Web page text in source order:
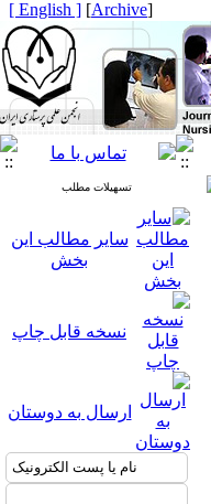
[
Archive
]
[ English ]
تسهیلات مطلب
سایر مطالب این
بخش
نسخه قابل چاپ
ارسال به دوستان